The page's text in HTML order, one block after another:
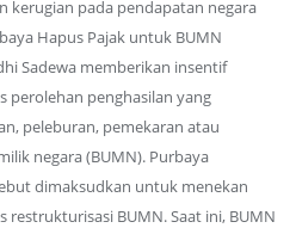
kerugian pada pendapatan negara
Hapus Pajak untuk BUMN
Sadewa memberikan insentif
perolehan penghasilan yang
peleburan, pemekaran atau
negara (BUMN). Purbaya
dimaksudkan untuk menekan
restrukturisasi BUMN. Saat ini, BUMN